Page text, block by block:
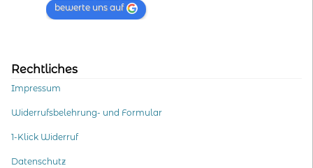
bewerte uns auf
Rechtliches
Impressum
Widerrufsbelehrung- und Formular
1-Klick Widerruf
Datenschutz